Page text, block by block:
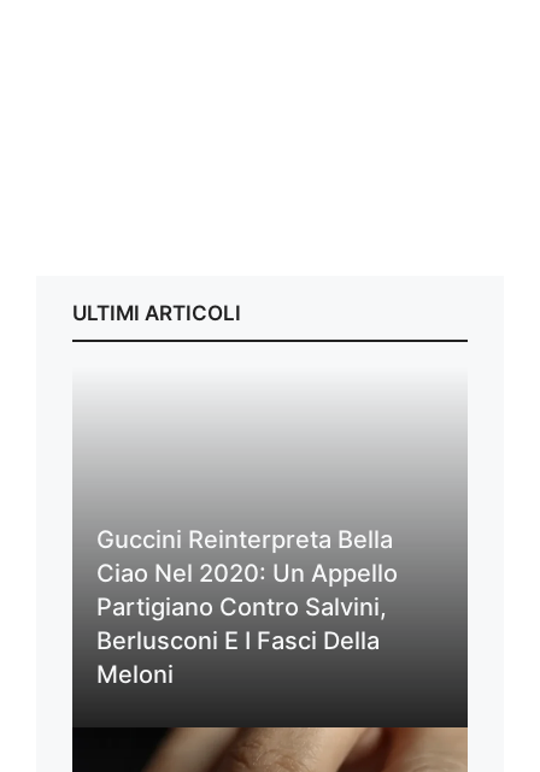
ULTIMI ARTICOLI
Guccini Reinterpreta Bella
Ciao Nel 2020: Un Appello
Partigiano Contro Salvini,
Berlusconi E I Fasci Della
Meloni